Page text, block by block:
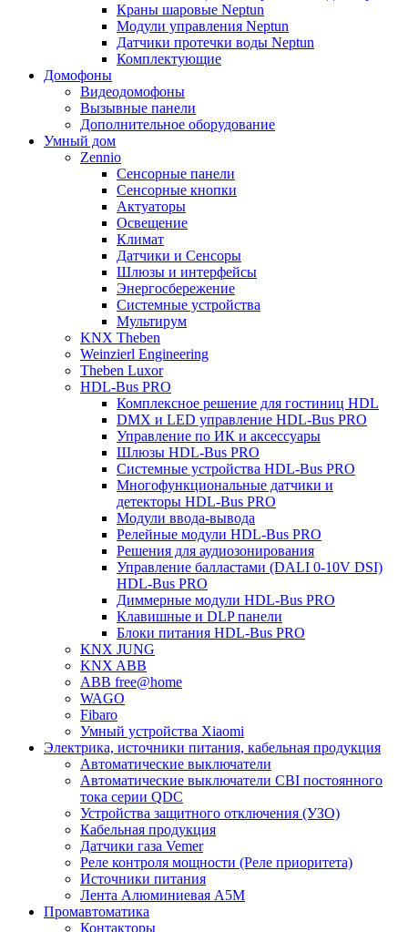
Краны шаровые Neptun
Модули управления Neptun
Датчики протечки воды Neptun
Комплектующие
Домофоны
Видеодомофоны
Вызывные панели
Дополнительное оборудование
Умный дом
Zennio
Сенсорные панели
Сенсорные кнопки
Актуаторы
Освещение
Климат
Датчики и Сенсоры
Шлюзы и интерфейсы
Энергосбережение
Системные устройства
Мультирум
KNX Theben
Weinzierl Engineering
Theben Luxor
HDL-Bus PRO
Комплексное решение для гостиниц HDL
DMX и LED управление HDL-Bus PRO
Управление по ИК и аксессуары
Шлюзы HDL-Bus PRO
Системные устройства HDL-Bus PRO
Многофункциональные датчики и
детекторы HDL-Bus PRO
Модули ввода-вывода
Релейные модули HDL-Bus PRO
Решения для аудиозонирования
Управление балластами (DALI 0-10V DSI)
HDL-Bus PRO
Диммерные модули HDL-Bus PRO
Клавишные и DLP панели
Блоки питания HDL-Bus PRO
KNX JUNG
KNX ABB
ABB free@home
WAGO
Fibaro
Умный устройства Xiaomi
Электрика, источники питания, кабельная продукция
Автоматические выключатели
Автоматические выключатели CBI постоянного
тока серии QDC
Устройства защитного отключения (УЗО)
Кабельная продукция
Датчики газа Vemer
Реле контроля мощности (Реле приоритета)
Источники питания
Лента Алюминиевая А5М
Промавтоматика
Контакторы